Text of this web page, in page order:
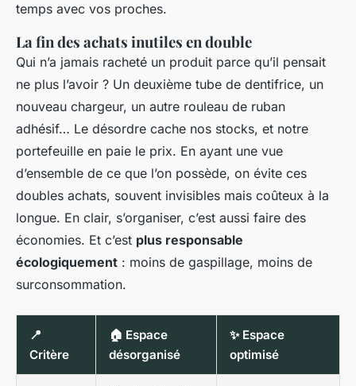
temps avec vos proches.
La fin des achats inutiles en double
Qui n’a jamais racheté un produit parce qu’il pensait
ne plus l’avoir ? Un deuxième tube de dentifrice, un
nouveau chargeur, un autre rouleau de ruban
adhésif… Le désordre cache nos stocks, et notre
portefeuille en paie le prix. En ayant une vue
d’ensemble de ce que l’on possède, on évite ces
doubles achats, souvent invisibles mais coûteux à la
longue. En clair, s’organiser, c’est aussi faire des
économies. Et c’est plus responsable
écologiquement : moins de gaspillage, moins de
surconsommation.
📍
Critère
🏠 Espace
désorganisé
✨ Espace
optimisé